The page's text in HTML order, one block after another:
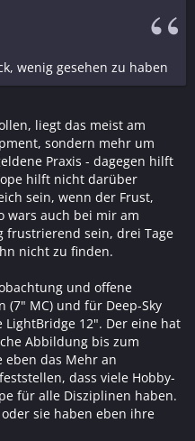
wenig gesehen zu haben
liegt das meist am
sondern mehr um
Praxis - dagegen hilft
hilft nicht darüber
sein, wenn der Frust,
wars auch bei mir am
frustrierend sein, drei Tage
nicht zu finden.
und offene
(7" MC) und für Deep-Sky
12". Der eine hat
Abbildung bis zum
das Mehr an
dass viele Hobby-
für alle Disziplinen haben.
sie haben eben ihre